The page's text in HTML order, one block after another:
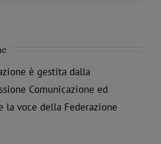
è gestita dalla
Comunicazione ed
la voce della Federazione